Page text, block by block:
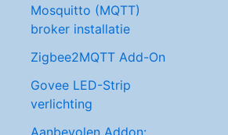
Mosquitto (MQTT)
broker installatie
Zigbee2MQTT Add-On
Govee LED-Strip
verlichting
Aanbevolen Addon: